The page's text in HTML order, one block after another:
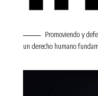
Promoviendo y
un derecho humano